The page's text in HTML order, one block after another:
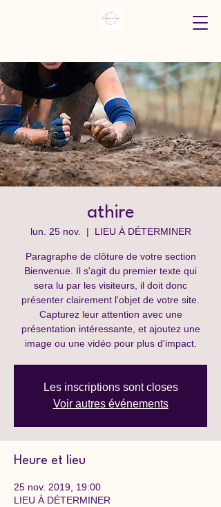
athire
lun. 25 nov.
  |
LIEU À DÉTERMINER
Paragraphe de clôture de votre section
Bienvenue. Il s'agit du premier texte qui
sera lu par les visiteurs, il doit donc
présenter clairement l'objet de votre site.
Capturez leur attention avec une
présentation intéressante, et ajoutez une
image ou une vidéo pour plus d'impact.
Les inscriptions sont closes
Voir autres événements
Heure et lieu
25 nov. 2019, 19:00
LIEU À DÉTERMINER